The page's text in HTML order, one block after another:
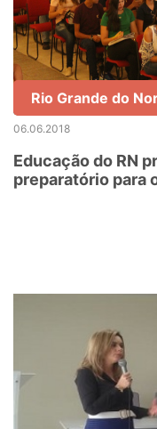
Rio Grande do
06.06.2018
Educação do RN
preparatório para